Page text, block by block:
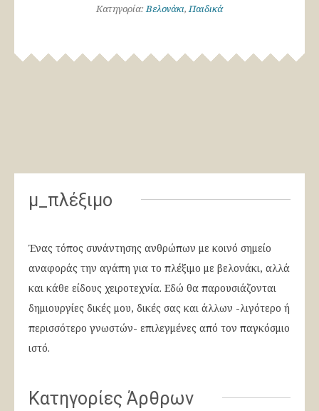
Κατηγορία:Βελονάκι,Παιδικά
μ_πλέξιμο
Ένας τόπος συνάντησης ανθρώπων με κοινό σημείο
αναφοράς την αγάπη για το πλέξιμο με βελονάκι, αλλά
και κάθε είδους χειροτεχνία. Εδώ θα παρουσιάζονται
δημιουργίες δικές μου, δικές σας και άλλων -λιγότερο ή
περισσότερο γνωστών- επιλεγμένες από τον παγκόσμιο
ιστό.
Κατηγορίες Άρθρων